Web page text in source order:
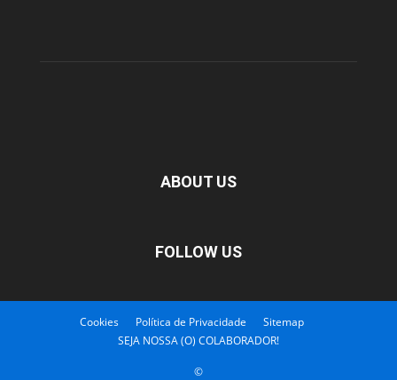
ABOUT US
FOLLOW US
Cookies Política de Privacidade
Sitemap
SEJA NOSSA (O) COLABORADOR!
©